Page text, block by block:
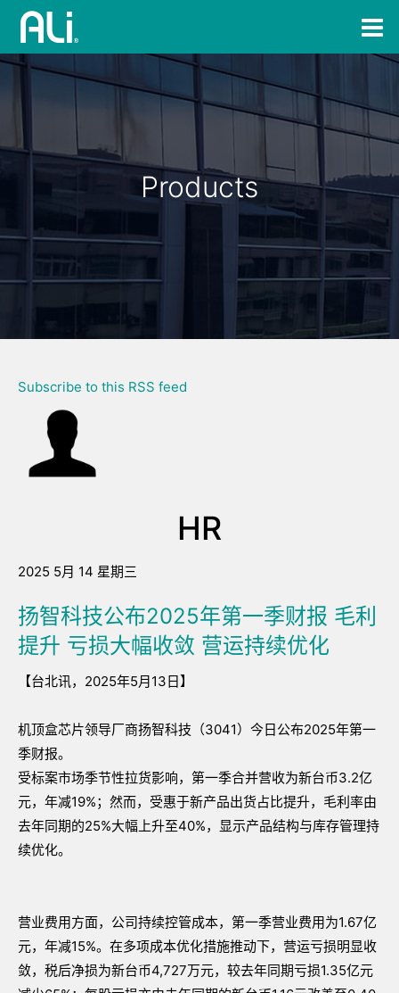
Products
Subscribe to this RSS feed
HR
2025 5月 14 星期三
扬智科技公布2025年第一季财报 毛利
提升 亏损大幅收敛 营运持续优化
【台北讯，2025年5月13日】
机顶盒芯片领导厂商扬智科技（3041）今日公布2025年第一
季财报。
受标案市场季节性拉货影响，第一季合并营收为新台币3.2亿
元，年减19%；然而，受惠于新产品出货占比提升，毛利率由
去年同期的25%大幅上升至40%，显示产品结构与库存管理持
续优化。
营业费用方面，公司持续控管成本，第一季营业费用为1.67亿
元，年减15%。在多项成本优化措施推动下，营运亏损明显收
敛，税后净损为新台币4,727万元，较去年同期亏损1.35亿元